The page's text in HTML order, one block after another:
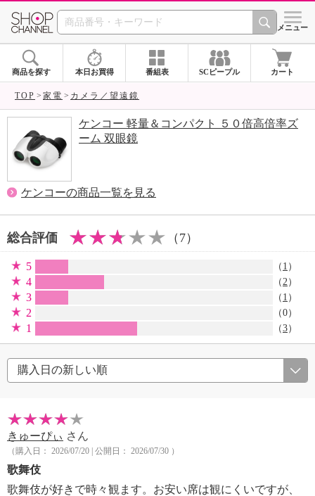
SHOP CHANNEL シメニュー
商品を探す 本日お買得 番組表 SCピープル カート
TOP 家電 カメラ／望遠鏡
ケンコー 軽量＆コンパクト ５０倍高倍率ズ
ーム 双眼鏡
ケンコーの商品一覧を見る
総合評価 （7）
5 （ 1 ）
4 （2）
3 （ 1 ）
2 （0）
1 （3）
きゅーぴぃ さん
（購入日： 2026/07/20 | 公開日： 2026/07/30 ）
歌舞伎
歌舞伎が好きで時々観ます。お安い席は観にくいですが、